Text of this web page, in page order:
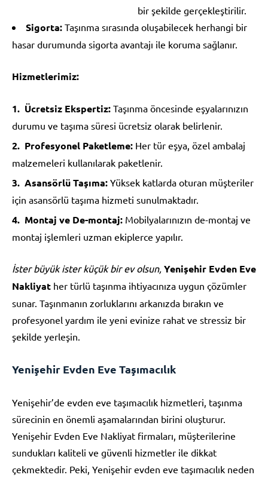
bir şekilde gerçekleştirilir.
Sigorta: Taşınma sırasında oluşabilecek herhangi bir
hasar durumunda sigorta avantajı ile koruma sağlanır.
Hizmetlerimiz:
Ücretsiz Ekspertiz: Taşınma öncesinde eşyalarınızın
durumu ve taşıma süresi ücretsiz olarak belirlenir.
Profesyonel Paketleme: Her tür eşya, özel ambalaj
malzemeleri kullanılarak paketlenir.
Asansörlü Taşıma: Yüksek katlarda oturan müşteriler
için asansörlü taşıma hizmeti sunulmaktadır.
Montaj ve De-montaj: Mobilyalarınızın de-montaj ve
montaj işlemleri uzman ekiplerce yapılır.
İster büyük ister küçük bir ev olsun, Yenişehir Evden Eve
Nakliyat her türlü taşınma ihtiyacınıza uygun çözümler
sunar. Taşınmanın zorluklarını arkanızda bırakın ve
profesyonel yardım ile yeni evinize rahat ve stressiz bir
şekilde yerleşin.
Yenişehir Evden Eve Taşımacılık
Yenişehir’de evden eve taşımacılık hizmetleri, taşınma
sürecinin en önemli aşamalarından birini oluşturur.
Yenişehir Evden Eve Nakliyat firmaları, müşterilerine
sundukları kaliteli ve güvenli hizmetler ile dikkat
çekmektedir. Peki, Yenişehir evden eve taşımacılık neden